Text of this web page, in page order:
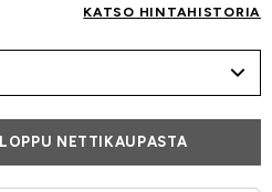
KATSO HINTAHISTORIA
LOPPU NETTIKAUPASTA